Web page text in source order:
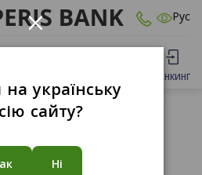
Рус
БАНКИНГ
×
українську
сайту?
Ні